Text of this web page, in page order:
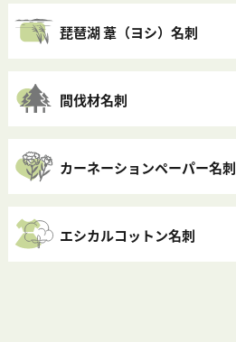
琵琶湖 葦（ヨシ）名刺
間伐材名刺
カーネーションペーパー名刺
エシカルコットン名刺